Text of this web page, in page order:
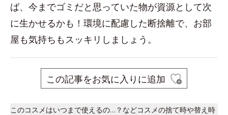
ば、今までゴミだと思っていた物が資源として次
に生かせるかも！環境に配慮した断捨離で、お部
屋も気持ちもスッキリしましょう。
この記事をお気に入りに追加
このコスメはいつまで使えるの…？などコスメの捨て時や替え時